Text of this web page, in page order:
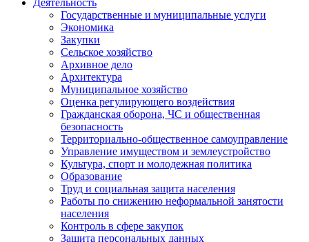
Государственные и муниципальные услуги
Экономика
Закупки
Сельское хозяйство
Архивное дело
Архитектура
Муниципальное хозяйство
Оценка регулирующего воздействия
Гражданская оборона, ЧС и общественная
безопасность
Территориально-общественное самоуправление
Управление имуществом и землеустройство
Культура, спорт и молодежная политика
Образование
Труд и социальная защита населения
Работы по снижению неформальной занятости
населения
Контроль в сфере закупок
Защита персональных данных